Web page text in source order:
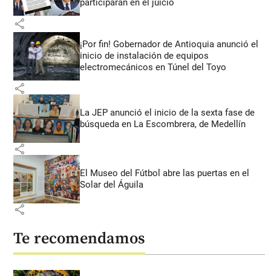
participarán en el juicio
share
¡Por fin! Gobernador de Antioquia anunció el
inicio de instalación de equipos
electromecánicos en Túnel del Toyo
share
La JEP anunció el inicio de la sexta fase de
búsqueda en La Escombrera, de Medellín
share
El Museo del Fútbol abre las puertas en el
Solar del Águila
share
Te recomendamos